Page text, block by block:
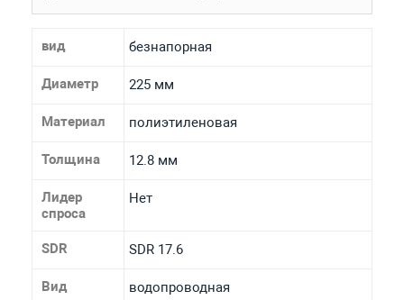
вид безнапорная
Диаметр 225 мм
Материал полиэтиленовая
Толщина 12.8 мм
Лидер
спроса
Нет
SDR SDR 17.6
Вид водопроводная